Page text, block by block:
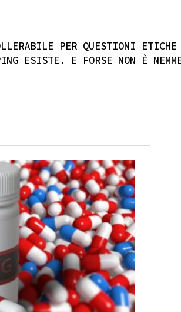
PER QUESTIONI
ESISTE. E FORSE NON È